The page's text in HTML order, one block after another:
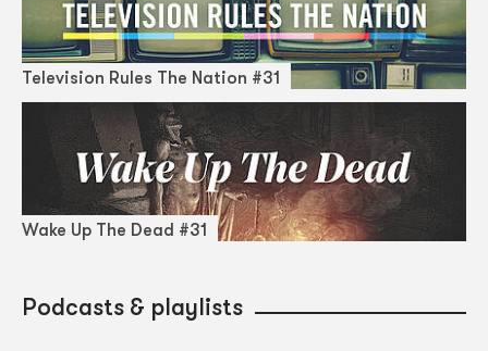
Television Rules The Nation #31
Wake Up The Dead #31
Podcasts & playlists